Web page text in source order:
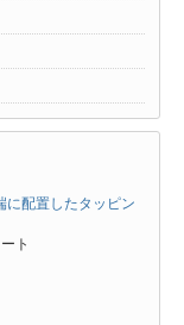
に配置したタッピン
ト